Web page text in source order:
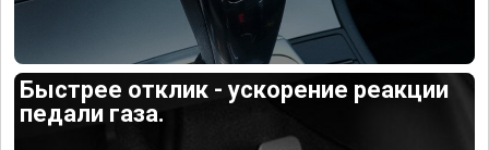
Быстрее отклик - ускорение реакции
педали газа.